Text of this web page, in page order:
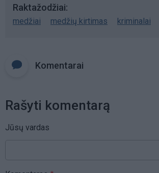
Raktažodžiai
medžiai medžių kirtimas kriminalai
Komentarai
Rašyti komentarą
Jūsų vardas